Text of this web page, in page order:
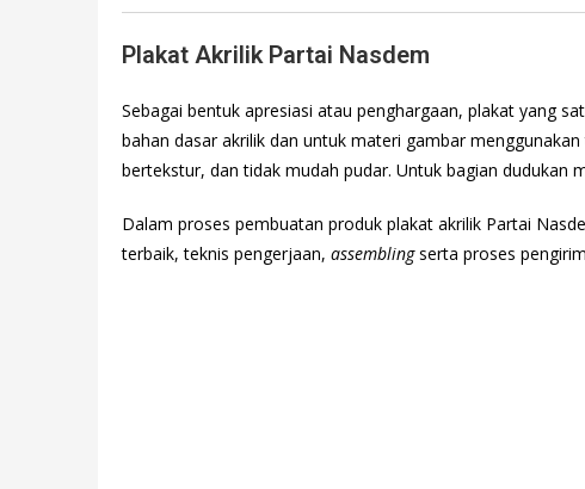
Plakat Akrilik Partai Nasdem
Sebagai bentuk apresiasi atau penghargaan, plakat yang
bahan dasar akrilik dan untuk materi gambar menggunakan
bertekstur, dan tidak mudah pudar. Untuk bagian dudukan
Dalam proses pembuatan produk plakat akrilik Partai
terbaik, teknis pengerjaan, assemblingserta proses